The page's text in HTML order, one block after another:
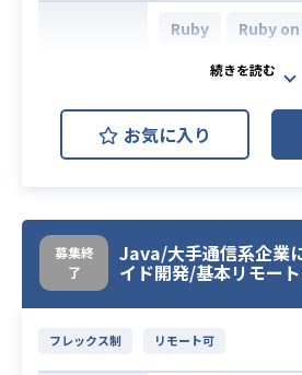
Ruby
Ruby
AWS RDS
Docker
Kubernetes
oBサービスでは
抱える規模のサ
運営・開発してい
でございます。
デジタル庁の新設
お気に入り
募集終
了
Java/大手通信系企業
イド開発/基本リモート
フレックス制 リモート可